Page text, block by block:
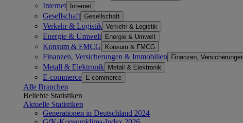
Internet Internet
Gesellschaft Gesellschaft
Verkehr & Logistik Verkehr & Logistik
Energie & Umwelt Energie & Umwelt
Konsum & FMCG Konsum & FMCG
Finanzen, Versicherungen & Immobilien Finanzen,
Metall & Elektronik Metall & Elektronik
E-commerce E-commerce
Alle Branchen
Beliebte Statistiken
Aktuelle Statistiken
Generationen in Deutschland 2024